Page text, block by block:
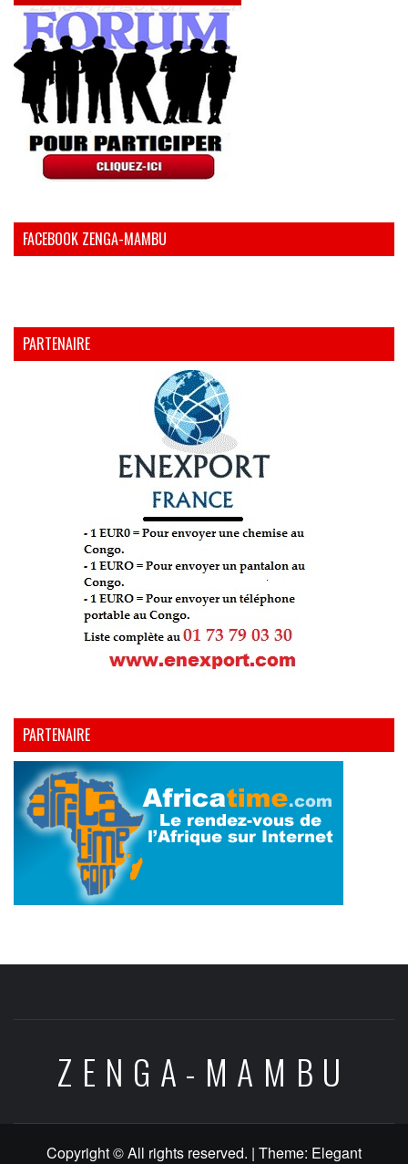
FACEBOOK ZENGA-MAMBU
PARTENAIRE
PARTENAIRE
ZENGA-MAMBU
Copyright © All rights reserved. | Theme: Elegant